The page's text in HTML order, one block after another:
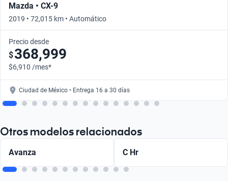
Mazda • CX-9
2019 • 72,015 km • Automático
Precio desde
$368,999
$6,910 /mes*
Ciudad de México • Entrega 16 a 30 días
Otros modelos relacionados
Avanza C Hr